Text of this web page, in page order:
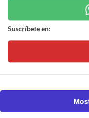
Suscríbete en: